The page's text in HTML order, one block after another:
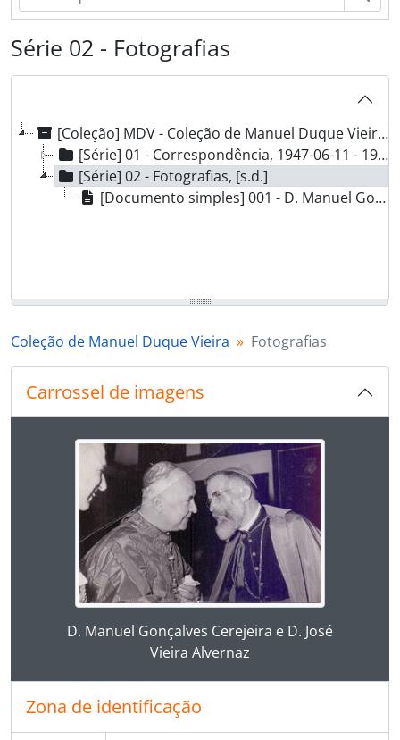
Série 02 - Fotografias
[Coleção] MDV - Coleção de Manuel Duque Vieira, 1947-06-11 - 1963-01-20
[Série] 01 - Correspondência, 1947-06-11 - 1963-01-20
[Série] 02 - Fotografias, [s.d.]
[Documento simples] 001 - D. Manuel Gonçalves Cerejeira e D. José Vieira Alvernaz, [s.d.]
Coleção de Manuel Duque Vieira Fotografias
Carrossel de imagens
Ao alterar o slide atual deste carrossel, o título
Ao clicar no link deste título da descrição a
D. Manuel Gonçalves Cerejeira e D. José
Vieira Alvernaz
Zona de identificação